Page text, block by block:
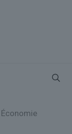
Économie